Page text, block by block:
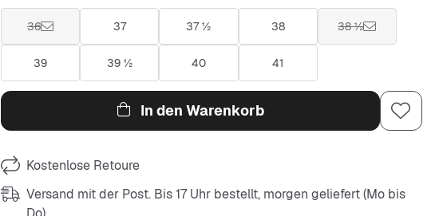
36 37 37 ½ 38 38 ½
39 39 ½ 40 41
In den Warenkorb
Kostenlose Retoure
Versand mit der Post. Bis 17 Uhr bestellt, morgen geliefert (Mo bis